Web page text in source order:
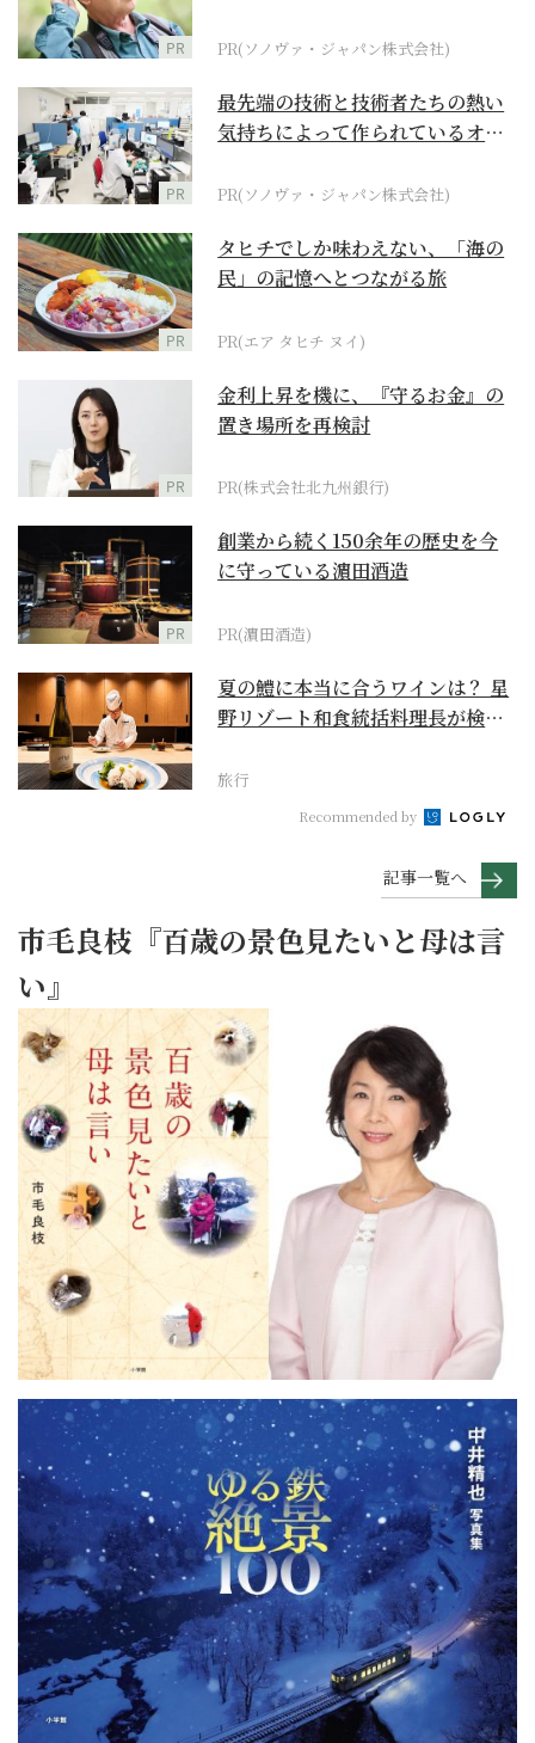
PR PR(ソノヴァ・ジャパン株式会社)
PR
最先端の技術と技術者たちの熱い
気持ちによって作られているオー
PR(ソノヴァ・ジャパン株式会社)
PR
タヒチでしか味わえない、「海の
民」の記憶へとつながる旅
PR(エア タヒチ ヌイ)
PR
金利上昇を機に、『守るお金』の
置き場所を再検討
PR(株式会社北九州銀行)
PR
創業から続く150余年の歴史を今
に守っている濵田酒造
PR(濵田酒造)
夏の鱧に本当に合うワインは？ 星
野リゾート和食統括料理長が検証
旅行
Recommended by
記事一覧へ
市毛良枝『百歳の景色見たいと母は言
い』